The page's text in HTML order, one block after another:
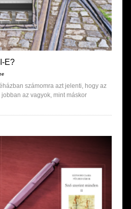
E?
számomra azt jelenti, hogy az
az vagyok, mint máskor